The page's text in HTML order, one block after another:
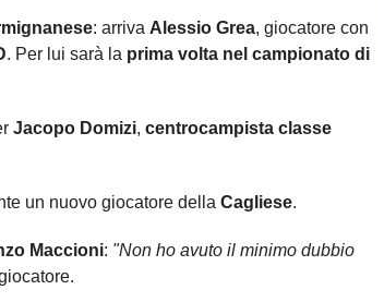
: arriva Alessio Grea, giocatore con
. Per lui sarà la prima volta nel campionato di
Jacopo Domizi, centrocampista classe
un nuovo giocatore della Cagliese.
Maccioni: "Non ho avuto il minimo dubbio